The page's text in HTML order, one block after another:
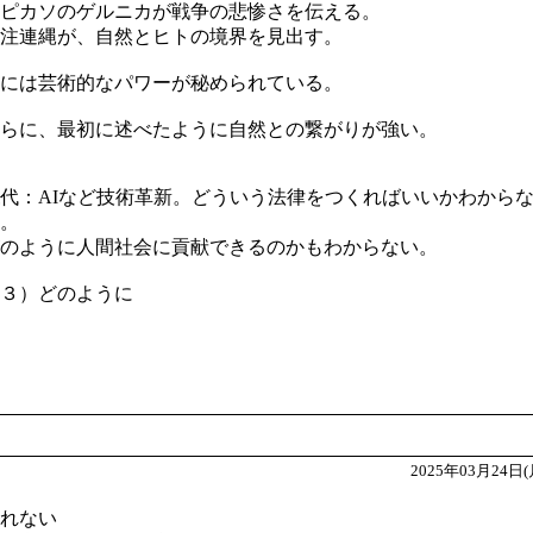
ピカソのゲルニカが戦争の悲惨さを伝える。
注連縄が、自然とヒトの境界を見出す。
は芸術的なパワーが秘められている。
に、最初に述べたように自然との繋がりが強い。
：AIなど技術革新。どういう法律をつくればいいかわからな
ように人間社会に貢献できるのかもわからない。
３）どのように
2025年03月24日(
ない